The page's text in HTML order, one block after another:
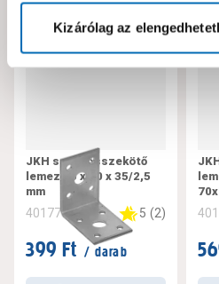
Kizárólag az
JKH sarokösszekötő
lemez 50 x 50 x 35/2,5
mm
401779 5 (2)
399 Ft / darab